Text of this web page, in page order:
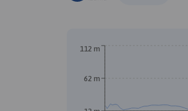
62 m
112 m